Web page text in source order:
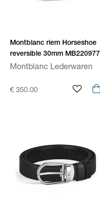
Montblanc riem Horseshoe
reversible 30mm MB220977
Montblanc Lederwaren
€ 350.00